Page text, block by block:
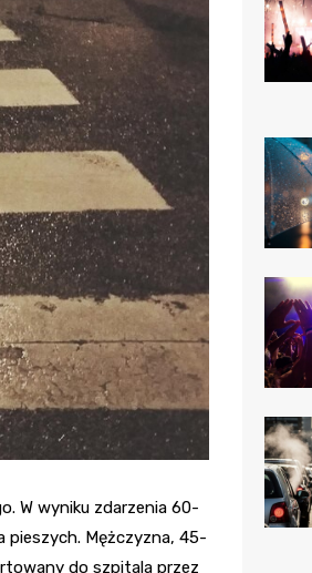
Kościół Najświętszego
Serca Pana Jezusa
Kaplica św. Jana
Chrzciciela
Promenada nad Przemszą
robotnicze Nikiszowiec w
Katowicach
W wyniku zdarzenia 60-
pieszych. Mężczyzna, 45-
do szpitala przez